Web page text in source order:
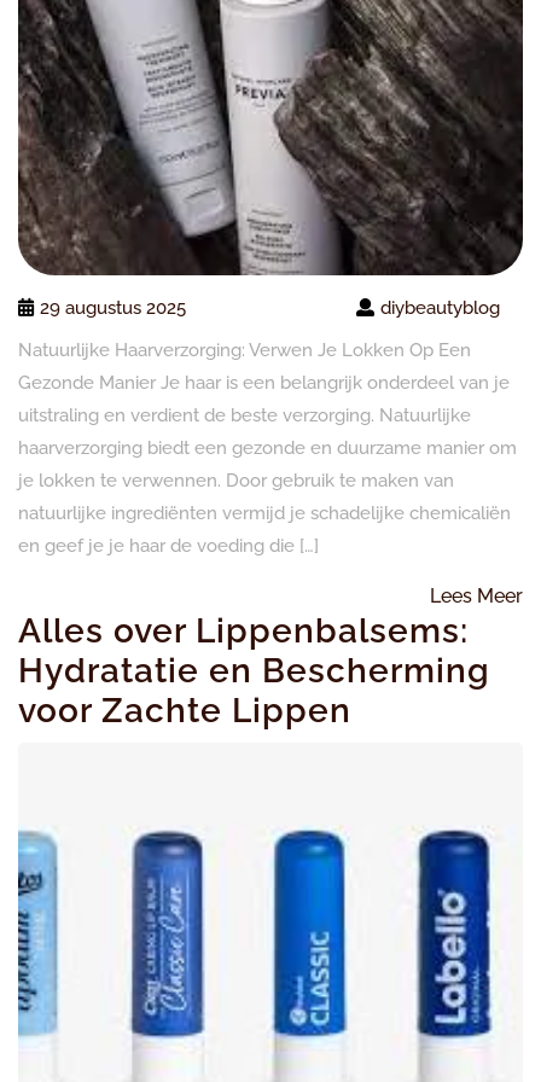
29 augustus 2025
diybeautyblog
Natuurlijke Haarverzorging: Verwen Je Lokken Op Een
Gezonde Manier Je haar is een belangrijk onderdeel van je
uitstraling en verdient de beste verzorging. Natuurlijke
haarverzorging biedt een gezonde en duurzame manier om
je lokken te verwennen. Door gebruik te maken van
natuurlijke ingrediënten vermijd je schadelijke chemicaliën
en geef je je haar de voeding die […]
Lees Meer
Alles over Lippenbalsems:
Hydratatie en Bescherming
voor Zachte Lippen